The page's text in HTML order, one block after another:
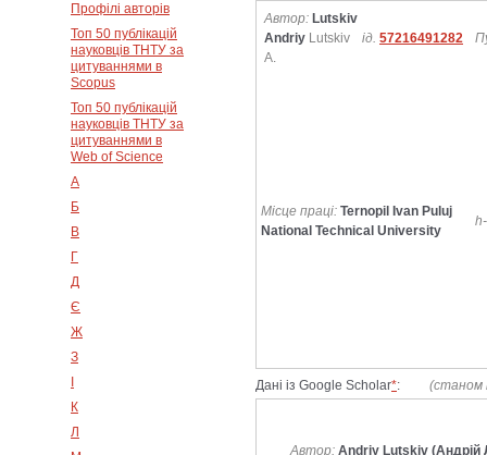
Профілі авторів
Топ 50 публікацій
науковців ТНТУ за
цитуваннями в
Scopus
Топ 50 публікацій
науковців ТНТУ за
цитуваннями в
Web of Science
А
Б
В
Г
Д
Є
Ж
З
К
Л
Автор: Lutskiv
Andriy Lutskiv
A.
ід. 57216491282
Місце праці: Ternopil Ivan Puluj
National Technical University
Дані із Google Scholar*: (станом
Автор: Andriy Lutskiv (Андрій